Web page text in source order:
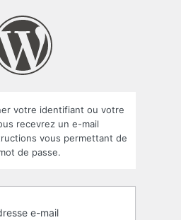
votre identifiant ou votre
recevrez un e-mail
vous permettant de
de passe.
e-mail